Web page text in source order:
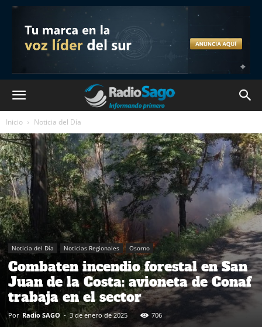
Inicio Noticia del Día
Noticia del Día Noticias Regionales Osorno
Combaten incendio forestal en San
Juan de la Costa: avioneta de Conaf
trabaja en el sector
Por Radio SAGO - 3 de enero de 2025 706